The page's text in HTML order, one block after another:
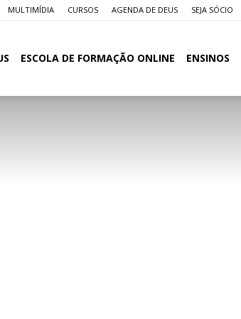
MULTIMÍDIA CURSOS AGENDA DE DEUS SEJA SÓCIO
ESCOLA DE FORMAÇÃO ONLINE ENSINOS